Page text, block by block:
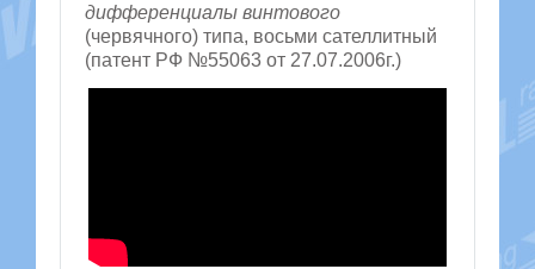
дифференциалы винтового
(червячного) типа, восьми сателлитный
(патент РФ №55063 от 27.07.2006г.)